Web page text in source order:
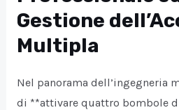
Gestione
Multipla
Nel panorama dell’ingegneria
di **attivare quattro bombole